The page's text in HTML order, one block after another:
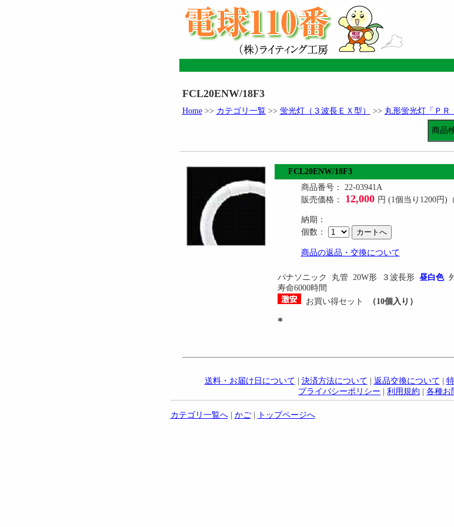
FCL20ENW/18F3
Home>> カテゴリ一覧>> 蛍光灯（３波長ＥＸ型） >> 丸形蛍光灯「ＰＲ
商品
FCL20ENW/18F3
商品番号： 22-03941A
販売価格：
12,000 円 (1個当り1200円)
納期：
個数：
商品の返品・交換について
パナソニック 丸管 20W形 ３波長形 昼白色外
寿命6000時間
お買い得セット
（10個入り）
*
送料・お届け日について 決済方法について 返品交換について
プライバシーポリシー
利用規約 各種お
カテゴリ一覧へ| かご| トップページへ